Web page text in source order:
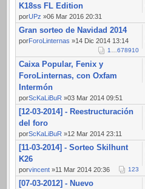
K18ss FL Edition
porUPz »06 Mar 2016 20:31
Gran sorteo de Navidad 2014
porForoLinternas »14 Dic 2014 13:14
1 678910
Caixa Popular, Fenix y
ForoLinternas, con Oxfam
Intermón
porScKaLiBuR »03 Mar 2014 09:51
[12-03-2014] - Reestructuración
del foro
porScKaLiBuR »12 Mar 2014 23:11
[11-03-2014] - Sorteo Skilhunt
K26
porvincent »11 Mar 2014 20:36 123
[07-03-2012] - Nuevo